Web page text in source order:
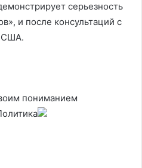
серьезность
и после консультаций с
США.
пониманием